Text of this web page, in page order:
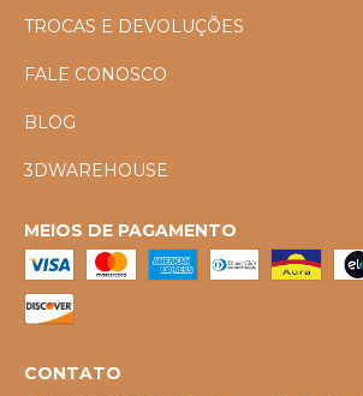
TROCAS E DEVOLUÇÕES
FALE CONOSCO
BLOG
3DWAREHOUSE
MEIOS DE PAGAMENTO
CONTATO